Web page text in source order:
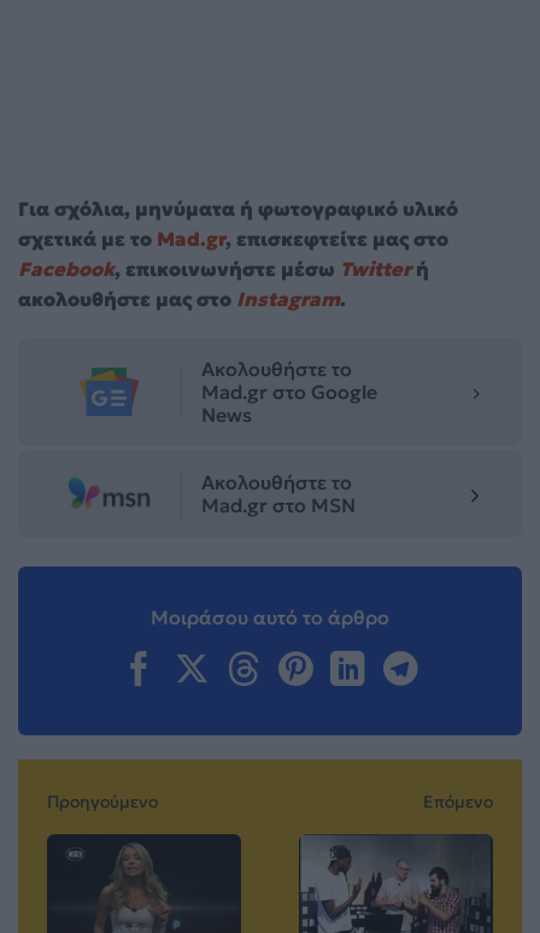
Για σχόλια, μηνύματα ή φωτογραφικό υλικό
σχετικά με το Mad.gr, επισκεφτείτε μας στο
Facebook, επικοινωνήστε μέσω Twitterή
ακολουθήστε μας στο Instagram.
Ακολουθήστε το
Mad.gr στο Google
News
Ακολουθήστε το
Mad.gr στο MSN
Μοιράσου αυτό το άρθρο
Προηγούμενο Επόμενο